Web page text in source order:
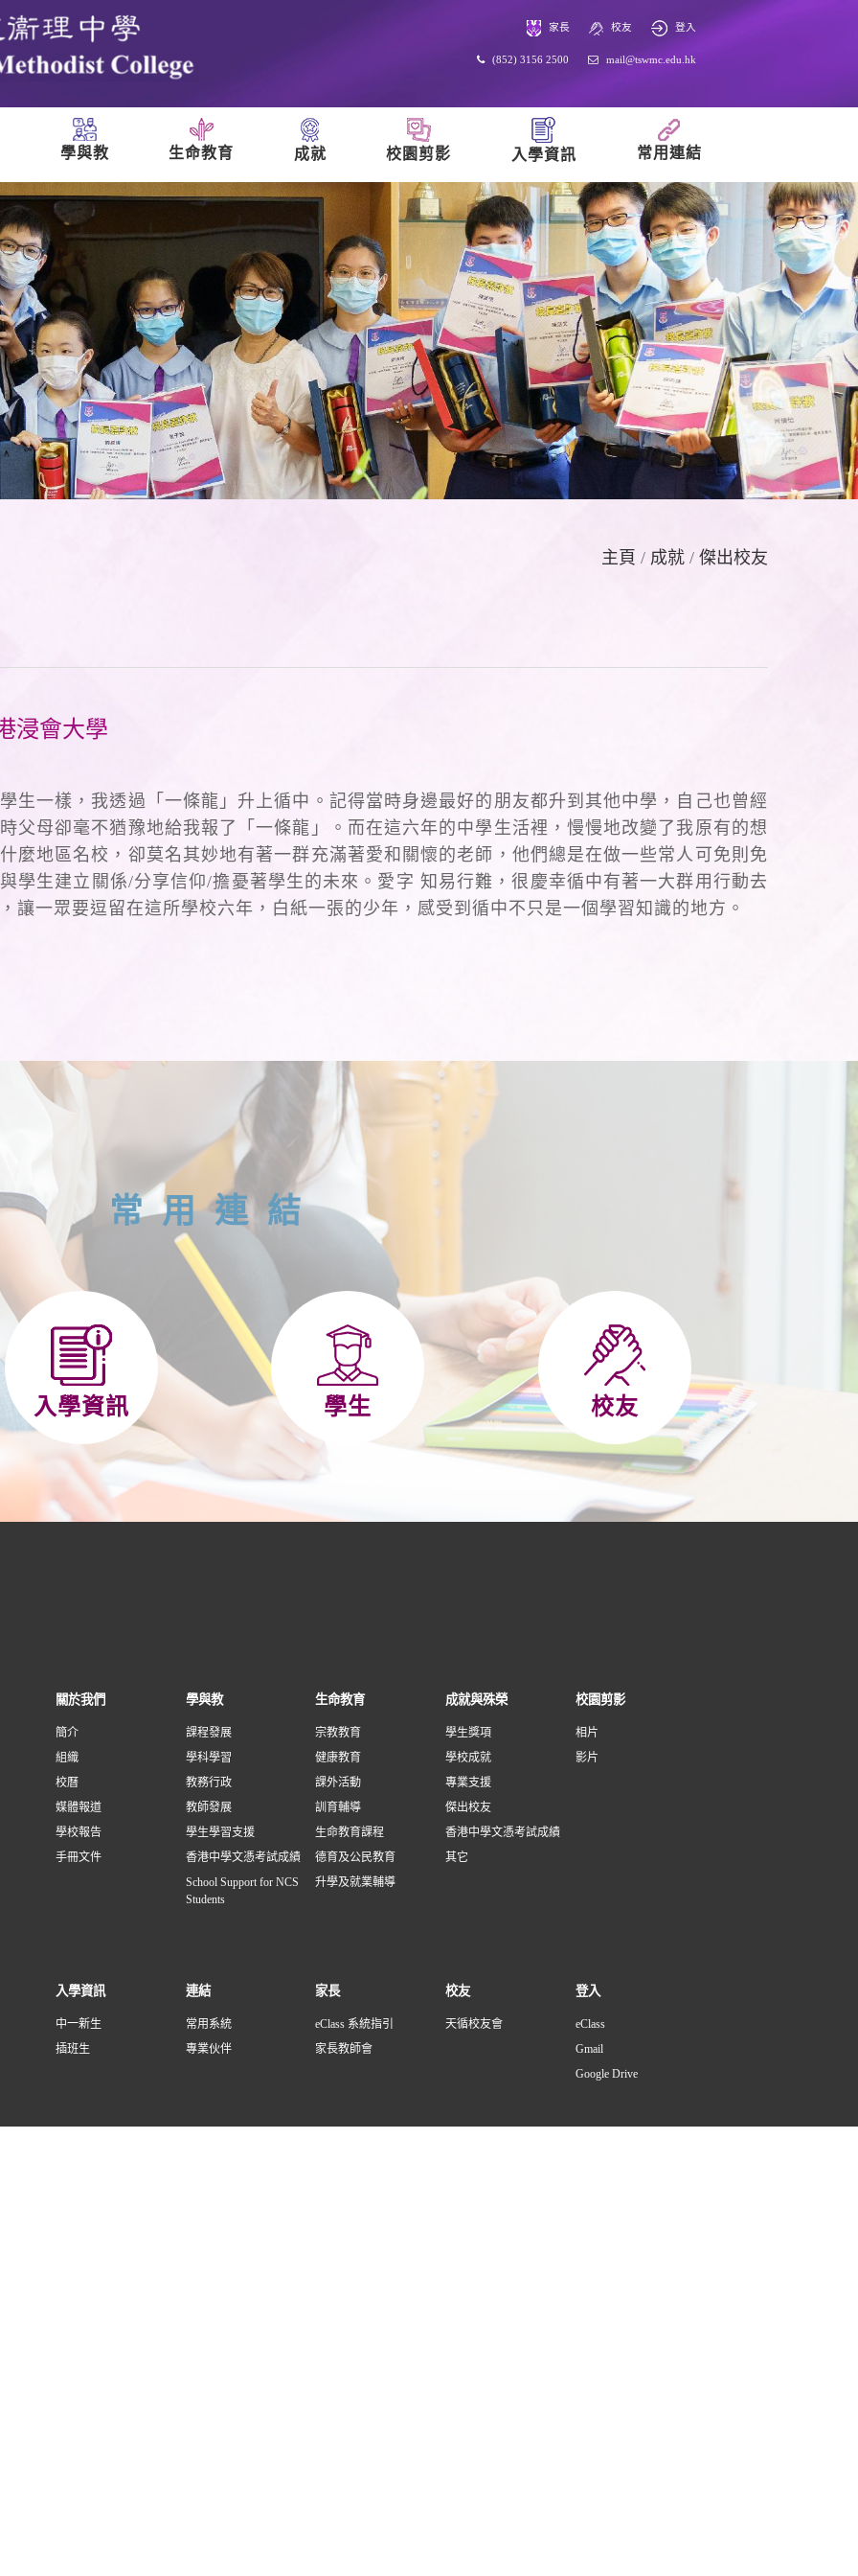
家長 校友 登入
(852) 3156 2500 mail@tswmc.edu.hk
學與教 生命教育 成就 校園剪影 入學資訊 常用連結
主頁 / 成就 / 傑出校友
浸會大學
生一樣，我透過「一條龍」升上循中。記得當時身邊最好的朋友都升到其他中學，自己也曾經
父母卻毫不猶豫地給我報了「一條龍」。而在這六年的中學生活裡，慢慢地改變了我原有的想
麼地區名校，卻莫名其妙地有著一群充滿著愛和關懷的老師，他們總是在做一些常人可免則免
學生建立關係/分享信仰/擔憂著學生的未來。愛字 知易行難，很慶幸循中有著一大群用行動去
讓一眾要逗留在這所學校六年，白紙一張的少年，感受到循中不只是一個學習知識的地方。
常用連結
入學資訊 學生 校友
關於我們
簡介
組織
校曆
媒體報道
學校報告
手冊文件
學與教
課程發展
學科學習
教務行政
教師發展
學生學習支援
香港中學文憑考試成績
School Support for NCS
Students
生命教育
宗教教育
健康教育
課外活動
訓育輔導
生命教育課程
德育及公民教育
升學及就業輔導
成就與殊榮
學生獎項
學校成就
專業支援
傑出校友
香港中學文憑考試成績
其它
校園剪影
相片
影片
入學資訊
中一新生
插班生
連結
常用系統
專業伙伴
家長
eClass 系統指引
家長教師會
校友
天循校友會
登入
eClass
Gmail
Google Drive